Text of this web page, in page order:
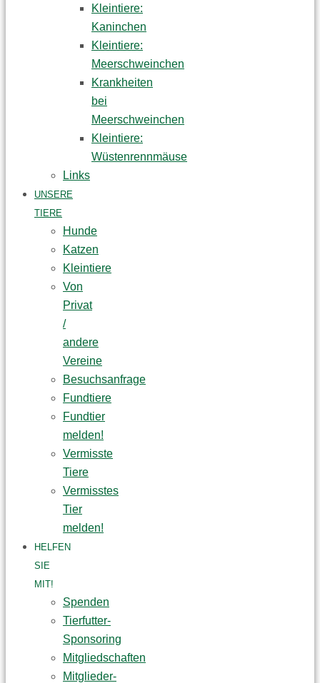
Kleintiere:
Kaninchen
Kleintiere:
Meerschweinchen
Krankheiten
bei
Meerschweinchen
Kleintiere:
Wüstenrennmäuse
Links
UNSERE
TIERE
Hunde
Katzen
Kleintiere
Von
Privat
/
andere
Vereine
Besuchsanfrage
Fundtiere
Fundtier
melden!
Vermisste
Tiere
Vermisstes
Tier
melden!
HELFEN
SIE
MIT!
Spenden
Tierfutter-
Sponsoring
Mitgliedschaften
Mitglieder-